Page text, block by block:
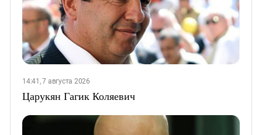
14:41, 7 августа 2026
Царукян Гагик Коляевич